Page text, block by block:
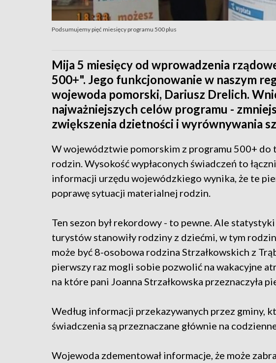
Podsumujemy pięć miesięcy programu 500 plus
Mija 5 miesięcy od wprowadzenia
500+". Jego funkcjonowanie w naszym
wojewoda pomorski, Dariusz Drelich.
najważniejszych celów programu -
zwiększenia dzietności i wyrównywania
W województwie pomorskim z programu 500+ do
rodzin. Wysokość wypłaconych świadczeń to
informacji urzędu wojewódzkiego wynika, że te
poprawę sytuacji materialnej rodzin.
Ten sezon był rekordowy - to pewne. Ale
turystów stanowiły rodziny z dziećmi, w tym
może być 8-osobowa rodzina Strzałkowskich z
pierwszy raz mogli sobie pozwolić na wakacyjne
na które pani Joanna Strzałkowska przeznaczyła
Według informacji przekazywanych przez gminy,
świadczenia są przeznaczane głównie na
Wojewoda zdementował informacje, że może